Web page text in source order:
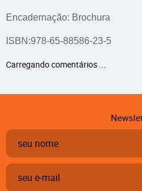
Encadernação: Brochura
ISBN:978-65-88586-23-5
Carregando comentários ...